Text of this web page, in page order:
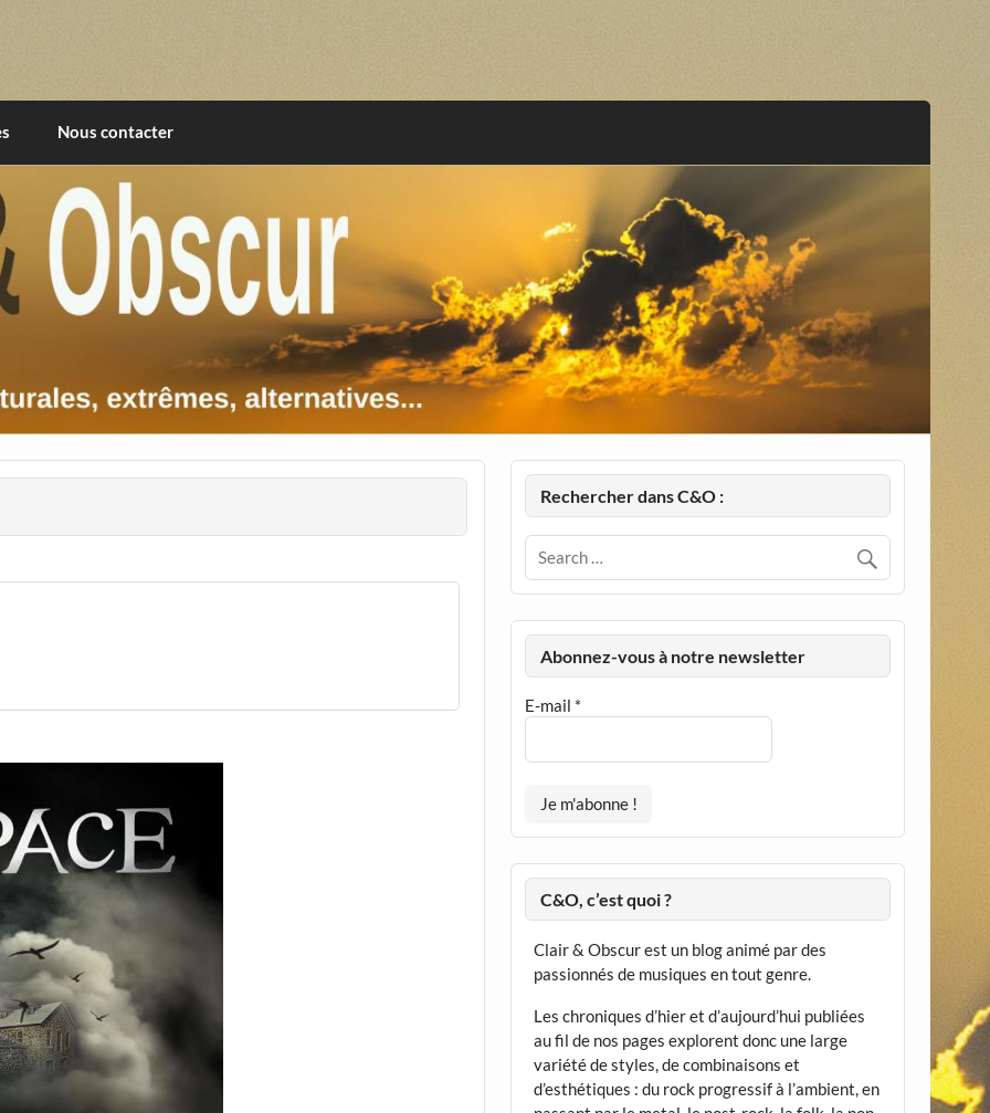
Nous contacter
Rechercher dans C&O :
Abonnez-vous à notre newsletter
E-mail *
C&O, c’est quoi ?
Clair & Obscur est un blog animé par des
passionnés de musiques en tout genre.
Les chroniques d’hier et d’aujourd’hui publiées
au fil de nos pages explorent donc une large
variété de styles, de combinaisons et
d’esthétiques : du rock progressif à l’ambient, en